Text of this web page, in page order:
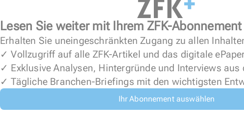
Lesen Sie weiter mit Ihrem ZFK-Abonnement
Erhalten Sie uneingeschränkten Zugang zu allen
✓ Vollzugriff auf alle ZFK-Artikel und das digitale
✓ Exklusive Analysen, Hintergründe und Interviews aus
✓ Tägliche Branchen-Briefings mit den wichtigsten
Ihr Abonnement auswählen